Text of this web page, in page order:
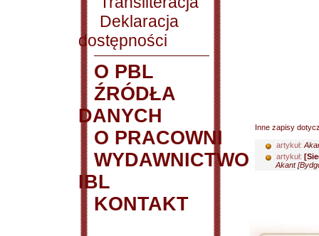
Deklaracja
dostępności
O PBL
ŹRÓDŁA
DANYCH
O PRACOWNI
WYDAWNICTWO
IBL
KONTAKT
Inne zapisy
artykuł:
artykuł:
Akant